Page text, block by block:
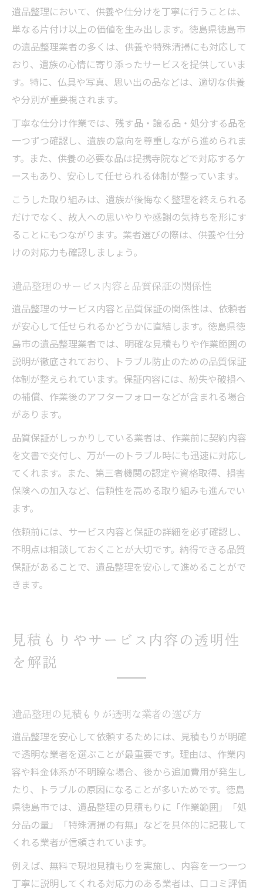
遺品整理において、供養や仕分けを丁寧に行うことは、
単なる片付け以上の価値を生み出します。徳島県徳島市
の遺品整理業者の多くは、供養や特殊清掃にも対応して
おり、遺族の心情に寄り添ったサービスを提供していま
す。特に、仏具や写真、思い出の品などは、適切な供養
や分別が重要視されます。
丁寧な仕分け作業では、残す品・譲る品・処分する品を
一つずつ確認し、遺族の意向を尊重しながら進められま
す。また、供養の必要な品は提携寺院などで対応するケ
ースもあり、安心して任せられる体制が整っています。
こうした取り組みは、遺族が後悔なく整理を終えられる
だけでなく、故人への思いやりや感謝の気持ちを形にす
ることにもつながります。業者選びの際は、供養や仕分
けの対応力も確認しましょう。
遺品整理のサービス内容と品質保証の関係性
遺品整理のサービス内容と品質保証の関係性は、依頼者
が安心して任せられるかどうかに直結します。徳島県徳
島市の遺品整理業者では、明確な見積もりや作業範囲の
説明が徹底されており、トラブル防止のための品質保証
体制が整えられています。保証内容には、紛失や破損へ
の補償、作業後のアフターフォローなどが含まれる場合
があります。
品質保証がしっかりしている業者は、作業前に契約内容
を文書で交付し、万が一のトラブル時にも迅速に対応し
てくれます。また、第三者機関の認定や資格取得、損害
保険への加入など、信頼性を高める取り組みも進んでい
ます。
依頼前には、サービス内容と保証の詳細を必ず確認し、
不明点は相談しておくことが大切です。納得できる品質
保証があることで、遺品整理を安心して進めることがで
きます。
見積もりやサービス内容の透明性
を解説
遺品整理の見積もりが透明な業者の選び方
遺品整理を安心して依頼するためには、見積もりが明確
で透明な業者を選ぶことが最重要です。理由は、作業内
容や料金体系が不明瞭な場合、後から追加費用が発生し
たり、トラブルの原因になることが多いためです。徳島
県徳島市では、遺品整理の見積もりに「作業範囲」「処
分品の量」「特殊清掃の有無」などを具体的に記載して
くれる業者が信頼されています。
例えば、無料で現地見積もりを実施し、内容を一つ一つ
丁寧に説明してくれる対応力のある業者は、口コミ評価